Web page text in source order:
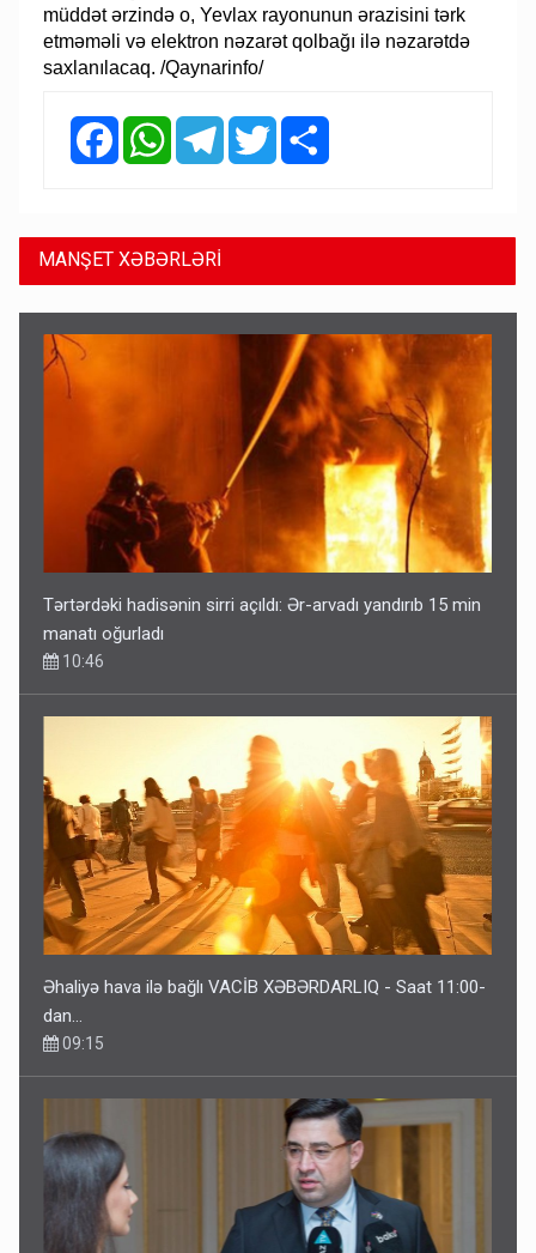
müddət ərzində o, Yevlax rayonunun ərazisini tərk
etməməli və elektron nəzarət qolbağı ilə nəzarətdə
saxlanılacaq. /Qaynarinfo/
FacebookWhatsAppTelegramTwitter
MANŞET XƏBƏRLƏRİ
Tərtərdəki hadisənin sirri açıldı: Ər-arvadı yandırıb 15 min
manatı oğurladı
10:46
Əhaliyə hava ilə bağlı VACİB XƏBƏRDARLIQ - Saat 11:00-
dan…
09:15